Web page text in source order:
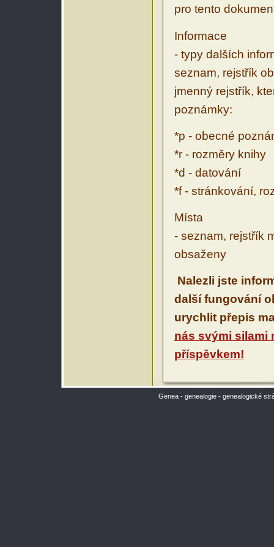
pro tento
Informace
- typy dalších
seznam, rejstřík
jmenný rejstřík,
poznámky:
*p - obecné
*r - rozměry knihy
*d - datování
*f - stránkování,
Místa
- seznam, rejstřík
obsaženy
Nalezli jste
další fungování
urychlit přepis
nás svými silami
příspěvkem!
Genea - genealogie - genealogické